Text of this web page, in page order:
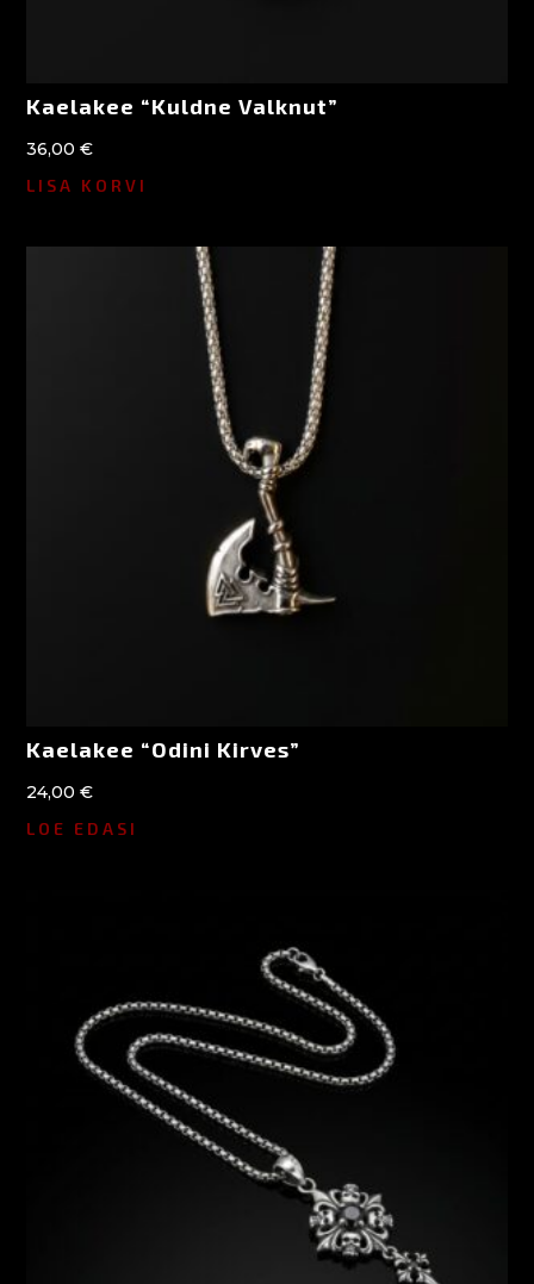
Kaelakee “Kuldne Valknut”
36,00€
LISA KORVI
Kaelakee “Odini Kirves”
24,00€
LOE EDASI